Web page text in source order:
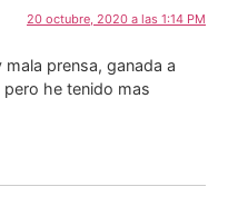
20 octubre, 2020 a las 1:14 PM
prensa, ganada a
he tenido mas